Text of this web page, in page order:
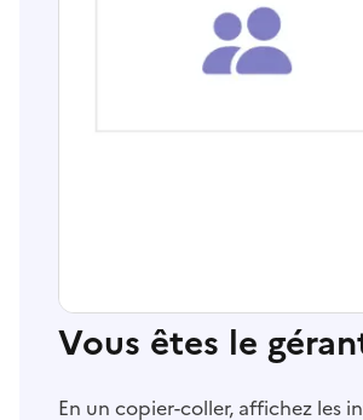
Vous êtes le
En un copier-coller, affichez les